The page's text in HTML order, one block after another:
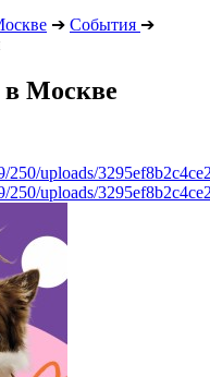
➔ События ➔
в Москве
250/uploads/
250/uploads/